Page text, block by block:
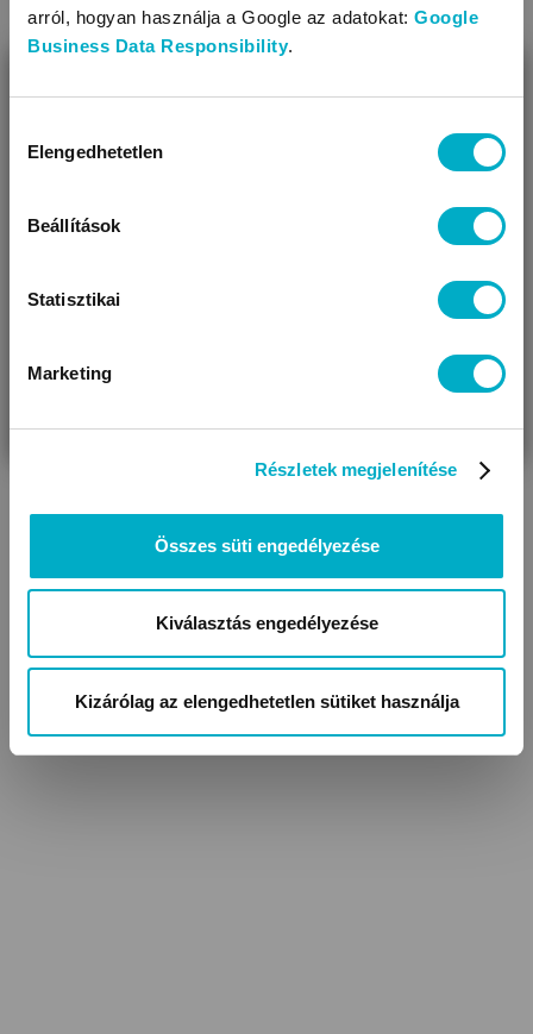
arról, hogyan használja a Google az adatokat: Google
Business Data Responsibility.
kiválasztása
Elengedhetetlen
Beállítások
Statisztikai
Marketing
Részletek megjelenítése
Összes süti engedélyezése
Kiválasztás engedélyezése
Kizárólag az elengedhetetlen sütiket használja
7 599 Ft 3 989
Szerepjátékok (1-4 év)
Úgy látjuk, most jársz nálunk először!
VÁRANDÓS
AJÁNDÉKOT